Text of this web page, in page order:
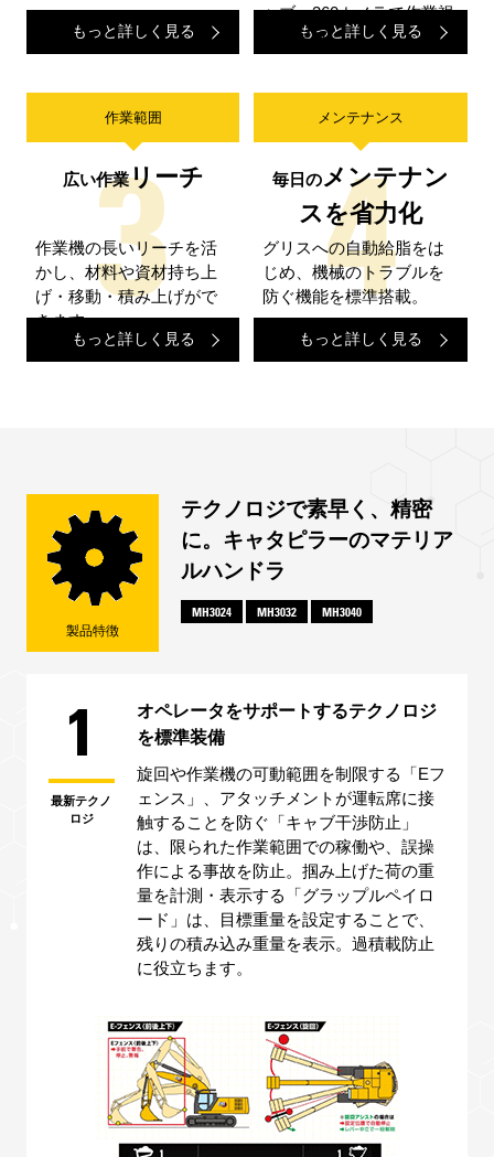
もっと詳しく見る
ャブ・360カメラで作業視
界も良好もっと詳しく見る
作業範囲
広い作業リーチ
作業機の長いリーチを活
かし、材料や資材持ち上
げ・移動・積み上げがで
きます。
もっと詳しく見る
メンテナンス
毎日のメンテナン
スを省力化
グリスへの自動給脂をは
じめ、機械のトラブルを
防ぐ機能を標準搭載。
もっと詳しく見る
製品特徴
テクノロジで素早く、精密
に。キャタピラーのマテリア
ルハンドラ
MH3024 MH3032 MH3040
1
最新テクノ
ロジ
オペレータをサポートするテクノロジ
を標準装備
旋回や作業機の可動範囲を制限する「Eフ
ェンス」、アタッチメントが運転席に接
触することを防ぐ「キャブ干渉防止」
は、限られた作業範囲での稼働や、誤操
作による事故を防止。掴み上げた荷の重
量を計測・表示する「グラップルペイロ
ード」は、目標重量を設定することで、
残りの積み込み重量を表示。過積載防止
に役立ちます。